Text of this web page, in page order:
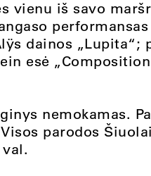
vienu iš savo
dainos „Lupita“;
esė
nemokamas.
parodos